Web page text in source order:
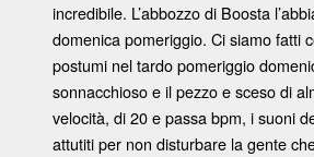
incredibile. L’abbozzo di Boosta
domenica pomeriggio. Ci siamo fatti
postumi nel tardo pomeriggio
sonnacchioso e il pezzo e sceso di
velocità, di 20 e passa bpm, i suoni
attutiti per non disturbare la gente